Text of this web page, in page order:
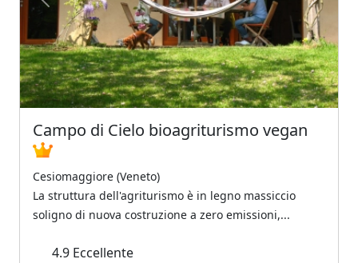
Previous Next
Campo di Cielo bioagriturismo vegan
Cesiomaggiore (Veneto)
La struttura dell'agriturismo è in legno massiccio
soligno di nuova costruzione a zero emissioni,...
4.9 Eccellente